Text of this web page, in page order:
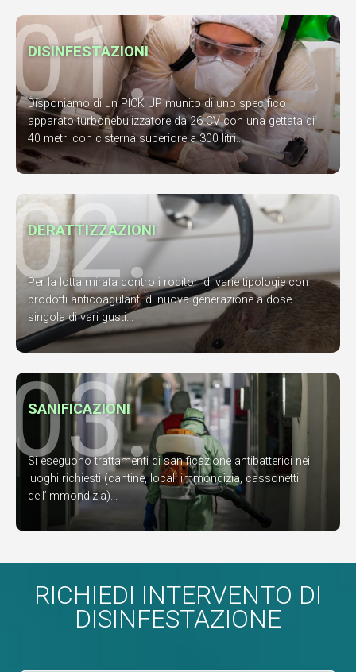
01.
DISINFESTAZIONI
Disponiamo di un PICK UP munito di uno specifico
apparato turbonebulizzatore da 26 CV con una gettata di
40 metri con cisterna superiore a 300 litri...
02.
DERATTIZZAZIONI
Per la lotta mirata contro i roditori di varie tipologie con
prodotti anticoagulanti di nuova generazione a dose
singola di vari gusti...
03.
SANIFICAZIONI
Si eseguono trattamenti di sanificazione antibatterici nei
luoghi richiesti (cantine, locali immondizia, cassonetti
dell’immondizia)...
RICHIEDI INTERVENTO DI
DISINFESTAZIONE